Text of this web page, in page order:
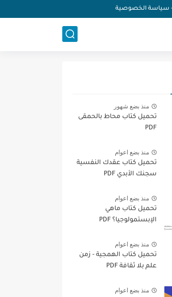
منذ بضع شهور
تحميل كتاب محاط بالحمقى
PDF
منذ بضع اعوام
تحميل كتاب عقدك النفسية
سجنك الأبدي PDF
منذ بضع اعوام
تحميل كتاب ماهي
الإبستمولوجيا؟ PDF
منذ بضع اعوام
تحميل كتاب الهمجية - زمن
علم بلا ثقافة PDF
منذ بضع اعوام